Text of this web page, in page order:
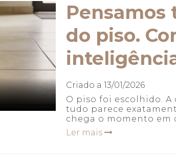
Pensamos
do piso.
Criado a 13/01/2026
O piso foi escolhido.
tudo parece
chega o momento em
Ler mais